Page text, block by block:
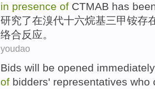
in presence of CTMAB has
研究了在溴代十六烷基三甲铵存
络合反应。
youdao
Bids will be opened immediately
of bidders' representatives who